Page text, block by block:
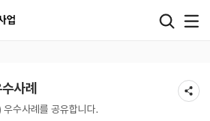
사례
수사례를 공유합니다.